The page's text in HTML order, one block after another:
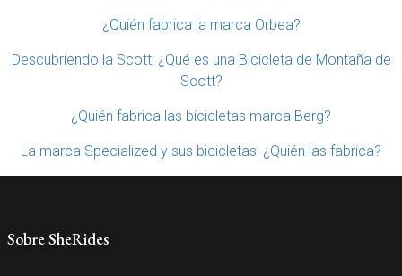
¿Quién fabrica la marca Orbea?
Descubriendo la Scott: ¿Qué es una Bicicleta de Montaña de
Scott?
¿Quién fabrica las bicicletas marca Berg?
La marca Specialized y sus bicicletas: ¿Quién las fabrica?
Sobre SheRides